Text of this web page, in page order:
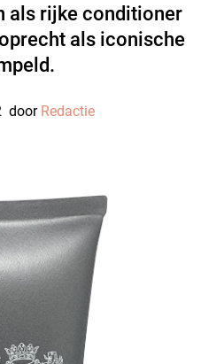
als rijke conditioner
als iconische
door Redactie